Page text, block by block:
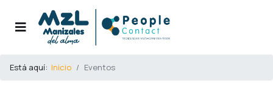
Está aquí: Inicio Eventos